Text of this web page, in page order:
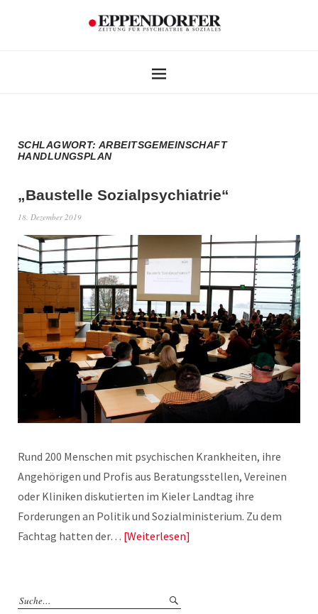
SCHLAGWORT:ARBEITSGEMEINSCHAFT
HANDLUNGSPLAN
„Baustelle Sozialpsychiatrie“
18. Dezember 2019
Rund 200 Menschen mit psychischen Krankheiten, ihre
Angehörigen und Profis aus Beratungsstellen, Vereinen
oder Kliniken diskutierten im Kieler Landtag ihre
Forderungen an Politik und Sozialministerium. Zu dem
Fachtag hatten der… Weiterlesen